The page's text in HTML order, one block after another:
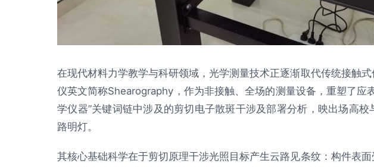
在现代材料力学教学与科研领域，光学测量技术正逐渐取代传统接触
仪英文简称Shearography，作为非接触、全场的测量设备，重塑了应
学仪器”关键词链中涉及的剪切电子散斑干涉及部署分析，映出场高
路明灯。
其核心基础科学在于剪切原理干涉光照目标产生云路见条纹：构件表